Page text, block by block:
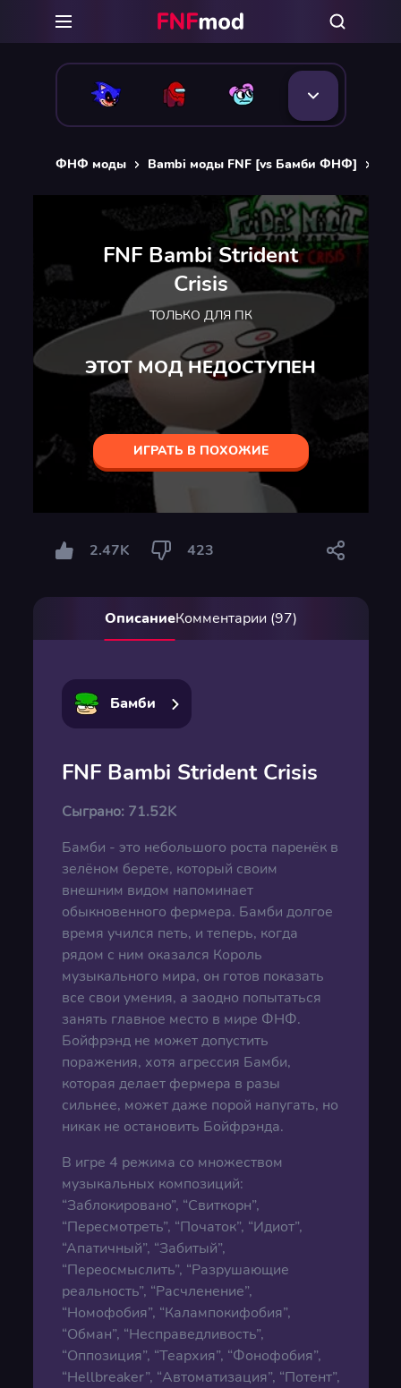
ФНФ моды Bambi моды FNF [vs Бамби ФНФ]
FNF Bambi Strident
Crisis
ТОЛЬКО ДЛЯ ПК
ЭТОТ МОД НЕДОСТУПЕН
ИГРАТЬ В ПОХОЖИЕ
2.47K 423
ОписаниеКомментарии (97)
Бамби
FNF Bambi Strident Crisis
Сыграно: 71.52K
Бамби - это небольшого роста паренёк в
зелёном берете, который своим
внешним видом напоминает
обыкновенного фермера. Бамби долгое
время учился петь, и теперь, когда
рядом с ним оказался Король
музыкального мира, он готов показать
все свои умения, а заодно попытаться
занять главное место в мире ФНФ.
Бойфрэнд не может допустить
поражения, хотя агрессия Бамби,
которая делает фермера в разы
сильнее, может даже порой напугать, но
никак не остановить Бойфрэнда.
В игре 4 режима со множеством
музыкальных композиций:
“Заблокировано”, “Свиткорн”,
“Пересмотреть”, “Початок”, “Идиот”,
“Апатичный”, “Забитый”,
“Переосмыслить”, “Разрушающие
реальность”, “Расчленение”,
“Номофобия”, “Калампокифобия”,
“Обман”, “Несправедливость”,
“Оппозиция”, “Теархия”, “Фонофобия”,
“Hellbreaker”, “Автоматизация”, “Потент”,